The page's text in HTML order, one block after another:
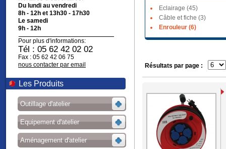
Du lundi au vendredi
8h - 12h et 13h30 - 17h30
Le samedi
9h - 12h
Pour plus d'informations:
Tél : 05 62 42 02 02
Fax : 05 62 42 06 75
nous contacter par email
Les Produits
Outillage d'atelier
Equipement d'atelier
Aménagement d'atelier
Eclairage (45)
Câble et fiche (3)
Enrouleur (6)
Résultats par page :